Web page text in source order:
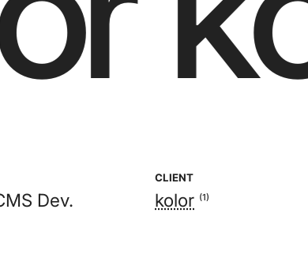
Dev.
CLIENT
kolor (1)